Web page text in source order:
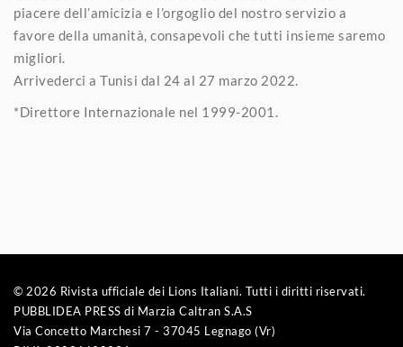
piacere dell’amicizia e l’orgoglio del nostro servizio a
favore della umanità, consapevoli che tutti insieme saremo
migliori.
Arrivederci a Tunisi dal 24 al 27 marzo 2022.
*Direttore Internazionale nel 1999-2001.
© 2026 Rivista ufficiale dei Lions Italiani. Tutti i diritti riservati.
PUBBLIDEA PRESS di Marzia Caltran S.A.S
Via Concetto Marchesi 7 - 37045 Legnago (Vr)